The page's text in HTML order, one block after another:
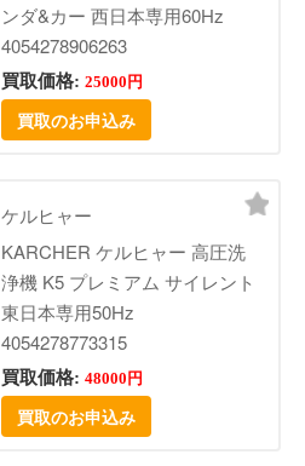
ンダ&カー 西日本専用60Hz
4054278906263
買取価格: 25000円
買取のお申込み
ケルヒャー
KARCHER ケルヒャー 高圧洗
浄機 K5 プレミアム サイレント
東日本専用50Hz
4054278773315
買取価格: 48000円
買取のお申込み